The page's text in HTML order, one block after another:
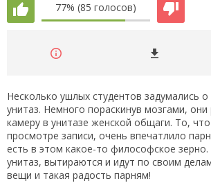
77% (85 голосов)
Несколько ушлых студентов задумались
унитаз. Немного пораскинув мозгами,
камеру в унитазе женской общаги. То,
просмотре записи, очень впечатлило
есть в этом какое-то философское
унитаз, вытираются и идут по своим
вещи и такая радость парням!